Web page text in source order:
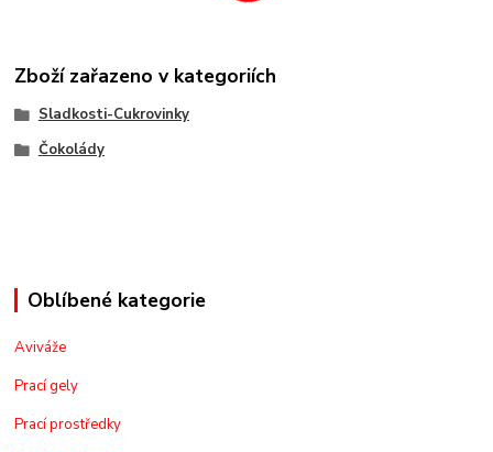
Zboží zařazeno v kategoriích
Sladkosti-Cukrovinky
Čokolády
Oblíbené kategorie
Aviváže
Prací gely
Prací prostředky